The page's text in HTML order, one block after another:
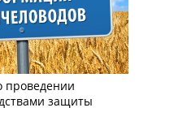
проведении
защиты